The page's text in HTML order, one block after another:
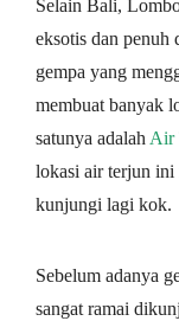
Selain Bali,
eksotis dan penuh
gempa yang
membuat banyak
satunya adalah Air
lokasi air terjun ini
kunjungi lagi kok.
Sebelum adanya
sangat ramai